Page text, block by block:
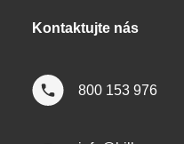
Kontaktujte nás
800 153 976